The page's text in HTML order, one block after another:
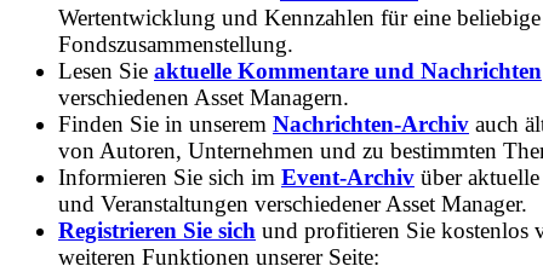
Wertentwicklung und Kennzahlen für eine beliebige
Fondszusammenstellung.
Lesen Sie aktuelle Kommentare und Nachrichten
verschiedenen Asset Managern.
Finden Sie in unserem Nachrichten-Archiv auch
von Autoren, Unternehmen und zu bestimmten
Informieren Sie sich im Event-Archiv über
und Veranstaltungen verschiedener Asset Manager.
Registrieren Sie sich und profitieren Sie kostenlos
weiteren Funktionen unserer Seite: